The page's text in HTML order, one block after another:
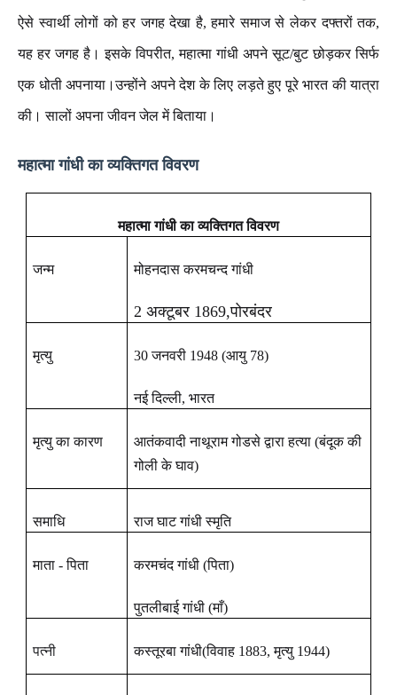
ऐसे स्वार्थी लोगों को हर जगह देखा है,हमारे समाज से लेकर दफ्तरों तक,
यह हर जगह है। इसके विपरीत,महात्मा गांधी अपने सूट/बुट छोड़कर सिर्फ
एक धोती अपनाया।उन्होंने अपने देश के लिए लड़ते हुए पूरे भारत की यात्रा
की।सालों अपना जीवन जेल में बिताया।
महात्मा गांधी का व्यक्तिगत विवरण
महात्मा गांधी का व्यक्तिगत विवरण
जन्म मोहनदास करमचन्द गांधी
2 अक्टूबर 1869,पोरबंदर
मृत्यु 30 जनवरी 1948 (आयु 78)
नई दिल्ली,भारत
मृत्यु का कारण आतंकवादी नाथूराम गोडसे द्वारा हत्या (बंदूक की
गोली के घाव)
समाधि राज घाट गांधी स्मृति
माता - पिता करमचंद गांधी (पिता)
पुतलीबाई गांधी (माँ)
पत्नी कस्तूरबा गांधी(विवाह 1883,मृत्यु 1944)